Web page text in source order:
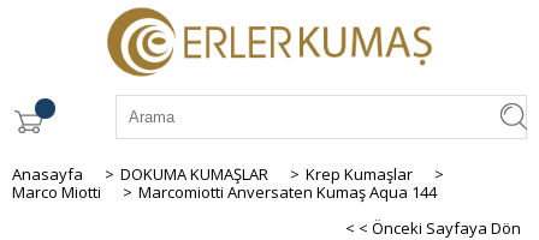
Anasayfa > DOKUMA KUMAŞLAR > Krep Kumaşlar
>
Marco Miotti
> Marcomiotti Anversaten Kumaş Aqua 144
< < Önceki Sayfaya Dön